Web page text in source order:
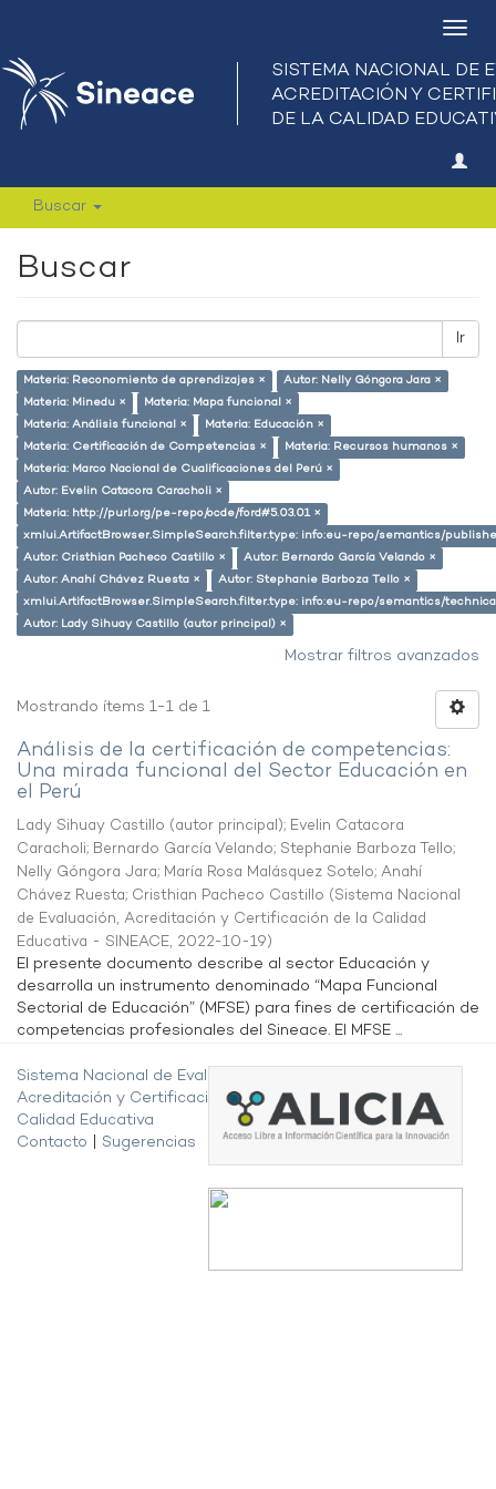
Buscar
Buscar
Ir
Materia: Reconomiento de aprendizajes ×
Autor: Nelly Góngora Jara ×
Materia: Minedu ×
Materia: Mapa funcional ×
Materia: Análisis funcional ×
Materia: Educación ×
Materia: Certificación de Competencias ×
Materia: Recursos humanos ×
Materia: Marco Nacional de Cualificaciones del Perú ×
Autor: Evelin Catacora Caracholi ×
Materia: http://purl.org/pe-repo/ocde/ford#5.03.01 ×
xmlui.ArtifactBrowser.SimpleSearch.filter.type: info:eu-repo/semantics/
Autor: Cristhian Pacheco Castillo ×
Autor: Bernardo García Velando ×
Autor: Anahí Chávez Ruesta ×
Autor: Stephanie Barboza Tello ×
xmlui.ArtifactBrowser.SimpleSearch.filter.type: info:eu-repo/semantics/
Autor: Lady Sihuay Castillo (autor principal) ×
Mostrar filtros avanzados
Mostrando ítems 1-1 de 1
Análisis de la certificación de competencias:
Una mirada funcional del Sector Educación en
el Perú
Lady Sihuay Castillo (autor principal); Evelin Catacora
Caracholi; Bernardo García Velando; Stephanie Barboza Tello;
Nelly Góngora Jara; María Rosa Malásquez Sotelo; Anahí
Chávez Ruesta; Cristhian Pacheco Castillo (Sistema Nacional
de Evaluación, Acreditación y Certificación de la Calidad
Educativa - SINEACE, 2022-10-19)
El presente documento describe al sector Educación y
desarrolla un instrumento denominado “Mapa Funcional
Sectorial de Educación” (MFSE) para fines de certificación de
competencias profesionales del Sineace. El MFSE ...
Sistema Nacional de Evaluación,
Acreditación y Certificación de la
Calidad Educativa
Contacto
Sugerencias